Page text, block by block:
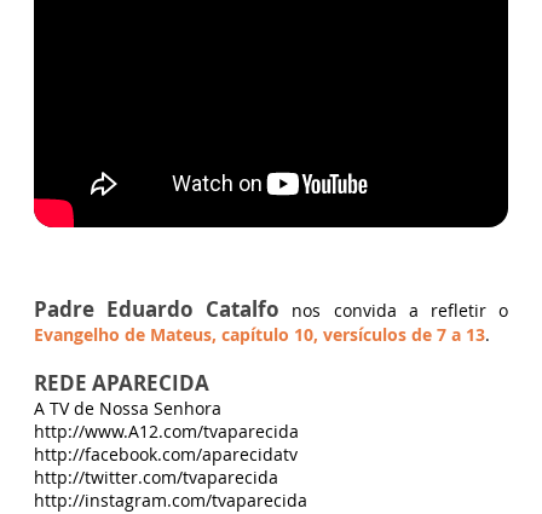
Padre Eduardo Catalfo nos convida a refletir o
Evangelho de Mateus, capítulo 10, versículos de 7 a 13.
REDE APARECIDA
A TV de Nossa Senhora
http://www.A12.com/tvaparecida
http://facebook.com/aparecidatv
http://twitter.com/tvaparecida
http://instagram.com/tvaparecida